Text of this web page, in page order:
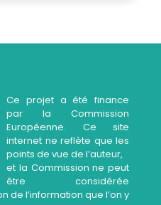
Ce projet a été finance
par la Commission
Européenne. Ce site
internet ne reflète que les
points de vue de l’auteur,
et la Commission ne peut
être considérée
de l’information que l’on y